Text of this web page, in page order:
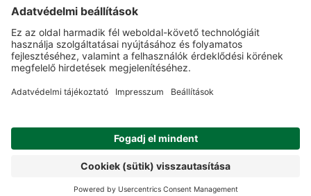
Grube Kft. © 2009 - 2026. Minden jog fenntartva. All rights
reserved.
Tervezte és készítette:
Vision-Software, az Octopus 8 ERP
forgalmazója.